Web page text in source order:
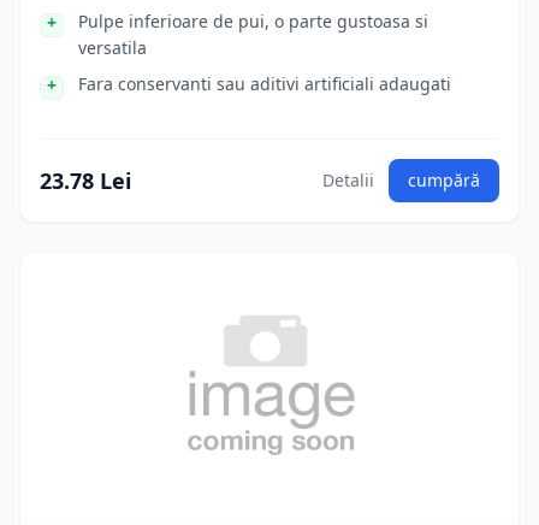
Pulpe inferioare de pui, o parte gustoasa si
versatila
Fara conservanti sau aditivi artificiali adaugati
23.78 Lei Detalii cumpără